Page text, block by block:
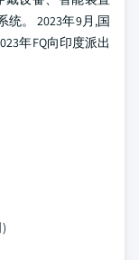
。 2023年9月,国
年FQ向印度派出